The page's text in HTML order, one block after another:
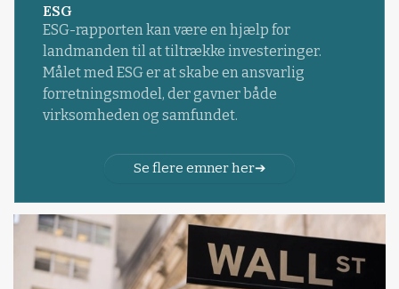
ESG
ESG-rapporten kan være en hjælp for
landmanden til at tiltrække investeringer.
Målet med ESG er at skabe en ansvarlig
forretningsmodel, der gavner både
virksomheden og samfundet.
Se flere emner her